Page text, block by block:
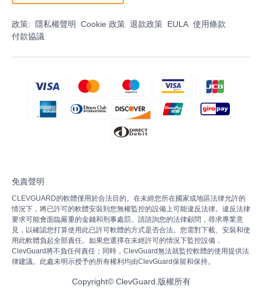
政策: 隱私權聲明 Cookie 政策 退款政策 EULA 使用條款
付款協議
免責聲明
CLEVGUARD的軟體僅用於合法目的。在未經您所在國家或地區法律允許的
情況下，將已許可的軟體安裝到您無權監控的設備上可能違反法律。違反法律
要求可能會面臨嚴重的金錢和刑事處罰。請諮詢您的法律顧問，尋求專業意
見，以確認您打算使用此已許可軟體的方式是否合法。您需對下載、安裝和使
用此軟體負起全部責任。如果您選擇在未經許可的情況下監控設備，
ClevGuard將不負任何責任；同時，ClevGuard無法就監控軟體的使用提供法
律建議。此處未明示授予的所有權利均由ClevGuard保留和保持。
Copyright© ClevGuard.版權所有